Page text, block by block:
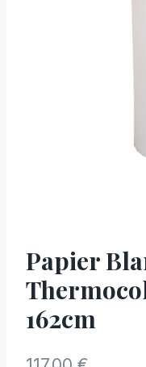
Papier
162cm